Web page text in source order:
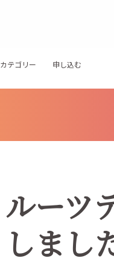
カテゴリー 申し込む
ルーツ
しまし